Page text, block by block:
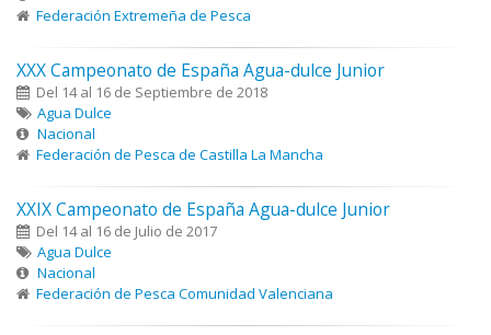
Federación Extremeña de Pesca
XXX Campeonato de España Agua-dulce Junior
Del 14 al 16 de Septiembre de 2018
Agua Dulce
Nacional
Federación de Pesca de Castilla La Mancha
XXIX Campeonato de España Agua-dulce Junior
Del 14 al 16 de Julio de 2017
Agua Dulce
Nacional
Federación de Pesca Comunidad Valenciana